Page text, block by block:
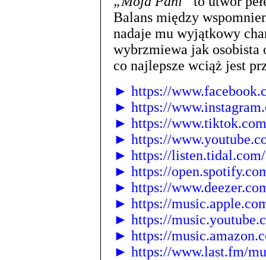
Balans między
nadaje mu wyjątkowy
wybrzmiewa jak osobista
co najlepsze wciąż jest
► https://
► https://
► https://
► https://
► https://
► https://
► https://
► https://
► https://
► https://
► https://www.last.fm/